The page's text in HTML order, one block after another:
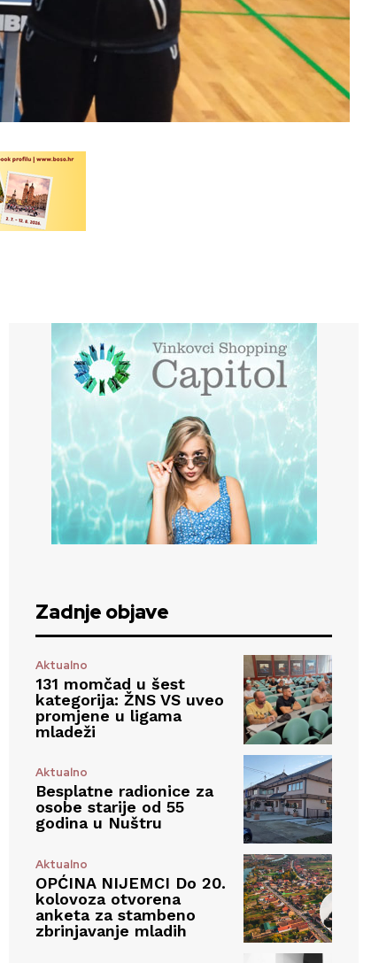
Zadnje objave
Aktualno
131 momčad u šest
kategorija: ŽNS VS uveo
promjene u ligama
mladeži
Aktualno
Besplatne radionice za
osobe starije od 55
godina u Nuštru
Aktualno
OPĆINA NIJEMCI Do 20.
kolovoza otvorena
anketa za stambeno
zbrinjavanje mladih